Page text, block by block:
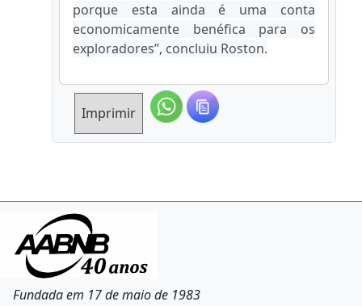
porque esta ainda é uma conta
economicamente benéfica para os
exploradores”, concluiu Roston.
Imprimir
Fundada em 17 de maio de 1983